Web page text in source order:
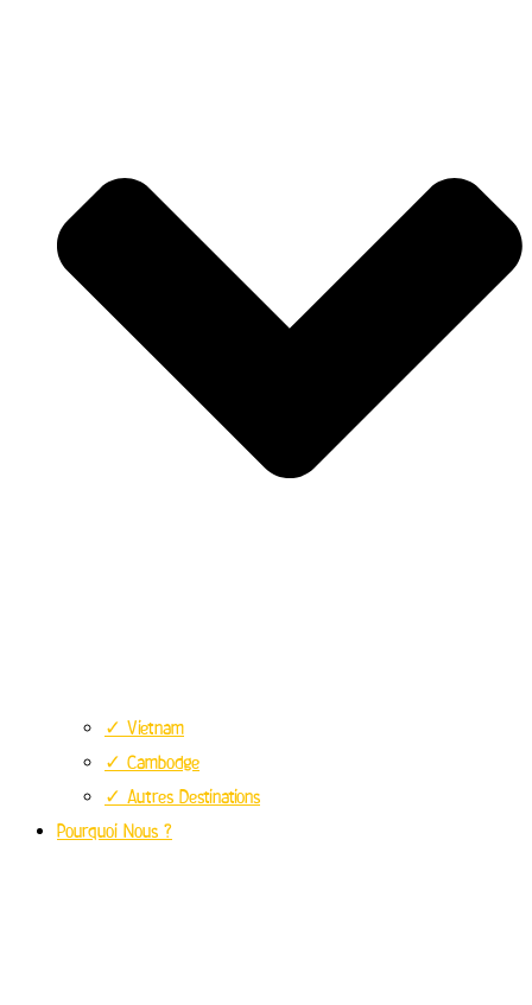
✓ Vietnam
✓ Cambodge
✓ Autres Destinations
Pourquoi Nous ?